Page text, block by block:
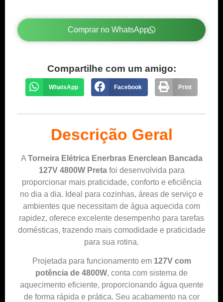
Comprar no WhatsApp
Compartilhe com um amigo:
WhatsApp Facebook Print
Descrição Geral
A Torneira Elétrica Enerbras Enerclean Bancada
127V 4800W Pretafoi desenvolvida para
proporcionar mais praticidade, conforto e eficiência
no dia a dia. Ideal para cozinhas, áreas de serviço e
ambientes que necessitam de água aquecida com
rapidez, oferece excelente desempenho para tarefas
domésticas, trazendo mais comodidade e praticidade
para sua rotina.
Projetada para funcionamento em 127V com
potência de 4800W, conta com sistema de
aquecimento eficiente, proporcionando água quente
de forma rápida e prática. Seu acabamento na cor